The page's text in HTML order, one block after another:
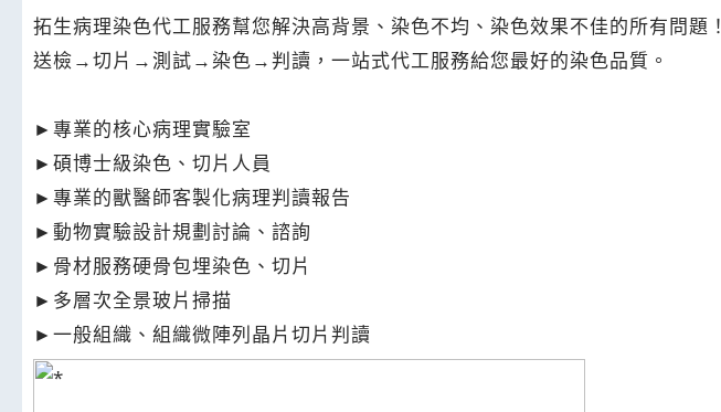
拓生病理染色代工服務幫您解決高背景、染色不均、染色效果不佳的所有問題！
送檢→切片→測試→染色→判讀，一站式代工服務給您最好的染色品質。
►專業的核心病理實驗室
►碩博士級染色、切片人員
►專業的獸醫師客製化病理判讀報告
►動物實驗設計規劃討論、諮詢
►骨材服務硬骨包埋染色、切片
►多層次全景玻片掃描
►一般組織、組織微陣列晶片切片判讀